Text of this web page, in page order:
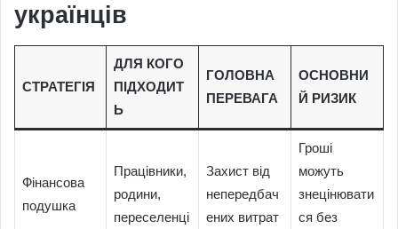
українців
СТРАТЕГІЯ
ДЛЯ КОГО
ПІДХОДИТ
Ь
ГОЛОВНА
ПЕРЕВАГА
ОСНОВНИ
Й РИЗИК
Фінансова
подушка
Працівники,
родини,
переселенці
Захист від
непередбач
ених витрат
Гроші
можуть
знецінювати
ся без